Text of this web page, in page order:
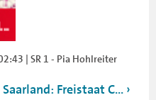
| SR 1 - Pia Hohlreiter
Freistaat C...